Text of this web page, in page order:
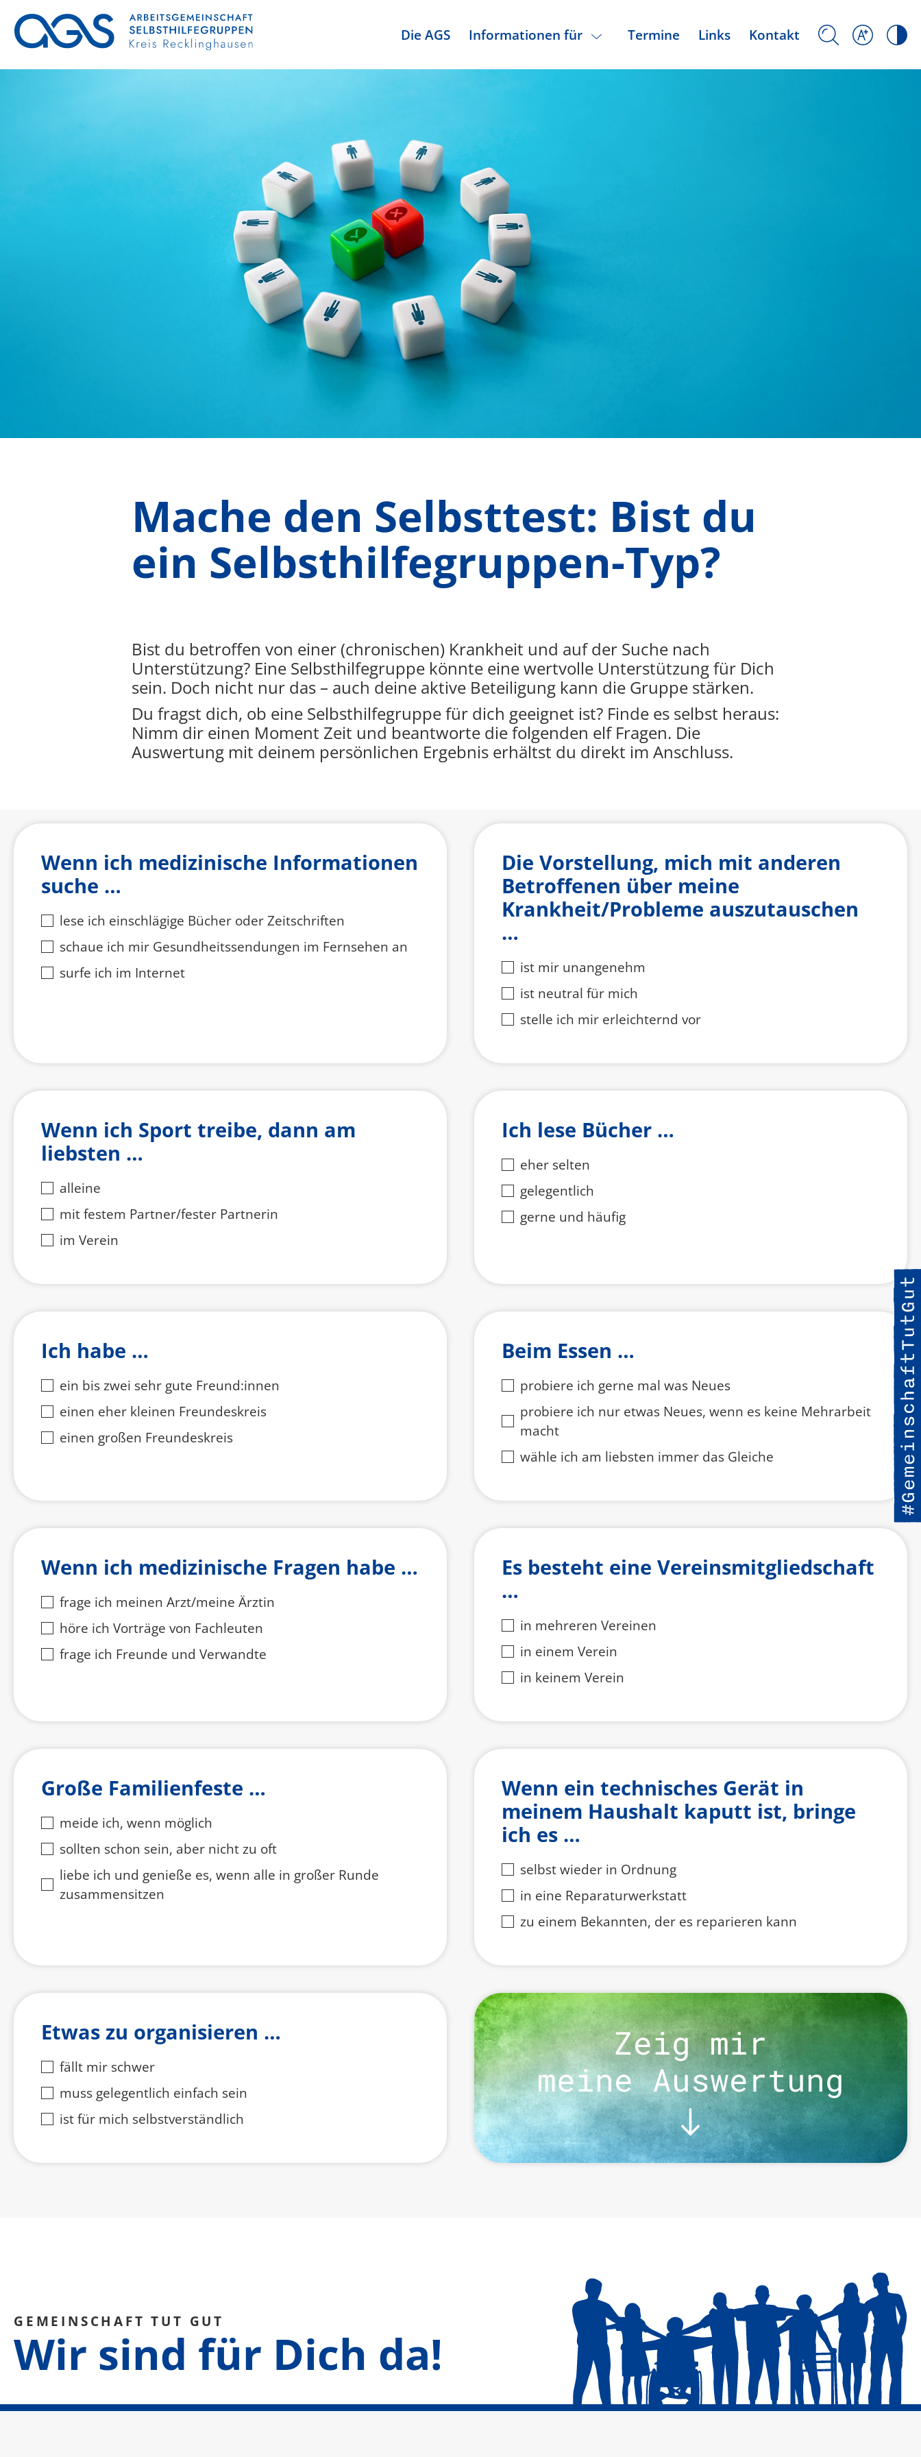
Die AGS Informationen für Termine Links Kontakt
Mache den Selbsttest: Bist du
ein Selbsthilfegruppen-Typ?
Bist du betroffen von einer (chronischen) Krankheit und auf der Suche nach
Unterstützung? Eine Selbsthilfegruppe könnte eine wertvolle Unterstützung für Dich
sein. Doch nicht nur das – auch deine aktive Beteiligung kann die Gruppe stärken.
Du fragst dich, ob eine Selbsthilfegruppe für dich geeignet ist? Finde es selbst heraus:
Nimm dir einen Moment Zeit und beantworte die folgenden elf Fragen. Die
Auswertung mit deinem persönlichen Ergebnis erhältst du direkt im Anschluss.
Wenn ich medizinische Informationen
suche …
lese ich einschlägige Bücher oder Zeitschriften
schaue ich mir Gesundheitssendungen im Fernsehen an
surfe ich im Internet
Die Vorstellung, mich mit anderen
Betroffenen über meine
Krankheit/Probleme auszutauschen
…
ist mir unangenehm
ist neutral für mich
stelle ich mir erleichternd vor
Wenn ich Sport treibe, dann am
liebsten …
alleine
mit festem Partner/fester Partnerin
im Verein
Ich lese Bücher …
eher selten
gelegentlich
gerne und häufig
Ich habe …
ein bis zwei sehr gute Freund:innen
einen eher kleinen Freundeskreis
einen großen Freundeskreis
Beim Essen …
probiere ich gerne mal was Neues
probiere ich nur etwas Neues, wenn es keine Mehrarbeit
macht
wähle ich am liebsten immer das Gleiche
Wenn ich medizinische Fragen habe …
frage ich meinen Arzt/meine Ärztin
höre ich Vorträge von Fachleuten
frage ich Freunde und Verwandte
Es besteht eine Vereinsmitgliedschaft
…
in mehreren Vereinen
in einem Verein
in keinem Verein
Große Familienfeste …
meide ich, wenn möglich
sollten schon sein, aber nicht zu oft
liebe ich und genieße es, wenn alle in großer Runde
zusammensitzen
Wenn ein technisches Gerät in
meinem Haushalt kaputt ist, bringe
ich es …
selbst wieder in Ordnung
in eine Reparaturwerkstatt
zu einem Bekannten, der es reparieren kann
Etwas zu organisieren …
fällt mir schwer
muss gelegentlich einfach sein
ist für mich selbstverständlich
Zeig mir
meine Auswertung
GEMEINSCHAFT TUT GUT
Wir sind für Dich da!